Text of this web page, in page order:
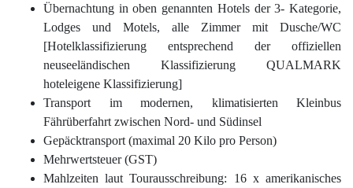
Übernachtung in oben genannten Hotels der 3- Kategorie,
Lodges und Motels, alle Zimmer mit Dusche/WC
[Hotelklassifizierung entsprechend der offiziellen
neuseeländischen Klassifizierung QUALMARK
hoteleigene Klassifizierung]
Transport im modernen, klimatisierten Kleinbus
Fährüberfahrt zwischen Nord- und Südinsel
Gepäcktransport (maximal 20 Kilo pro Person)
Mehrwertsteuer (GST)
Mahlzeiten laut Tourausschreibung: 16 x amerikanisches